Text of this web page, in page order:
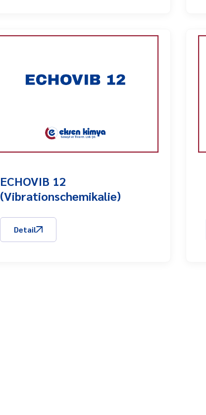
ECHOVIB 12
(Vibrationschemikalie)
Detail